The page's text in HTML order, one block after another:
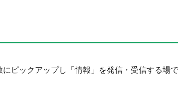
ピックアップし「情報」を発信・受信する場